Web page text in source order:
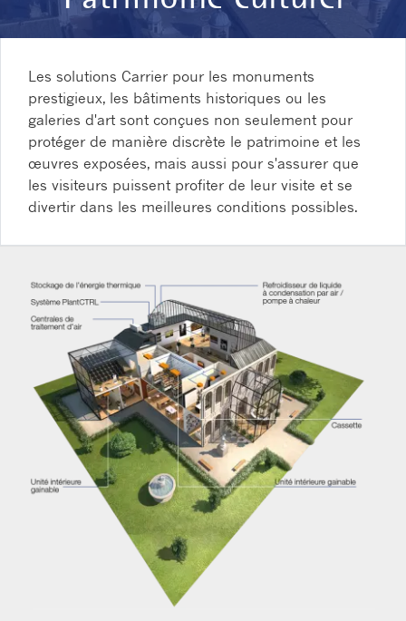
Les solutions Carrier pour les monuments
prestigieux, les bâtiments historiques ou les
galeries d'art sont conçues non seulement pour
protéger de manière discrète le patrimoine et les
œuvres exposées, mais aussi pour s'assurer que
les visiteurs puissent profiter de leur visite et se
divertir dans les meilleures conditions possibles.